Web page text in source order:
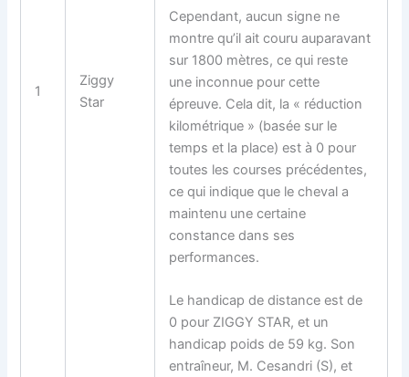
1
Ziggy
Star
Cependant, aucun signe ne
montre qu’il ait couru auparavant
sur 1800 mètres, ce qui reste
une inconnue pour cette
épreuve. Cela dit, la « réduction
kilométrique » (basée sur le
temps et la place) est à 0 pour
toutes les courses précédentes,
ce qui indique que le cheval a
maintenu une certaine
constance dans ses
performances.
Le handicap de distance est de
0 pour ZIGGY STAR, et un
handicap poids de 59 kg. Son
entraîneur, M. Cesandri (S), et